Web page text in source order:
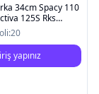
Spacy 110
125S Rks
Kanuni Mati 125
20
yapınız